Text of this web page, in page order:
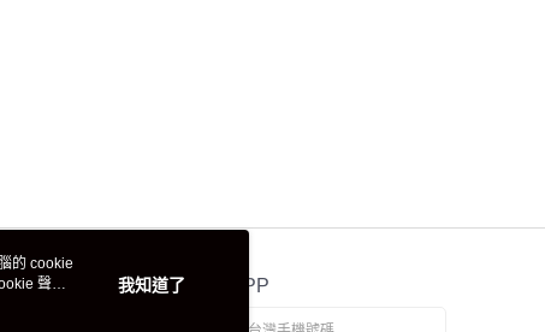
官方APP
的 cookie
聲明
我知道了